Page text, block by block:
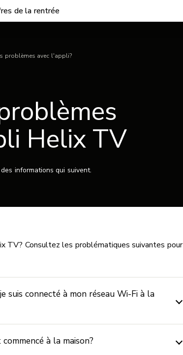
de la rentrée
problèmes avec l'appli?
Helix TV
informations qui suivent.
TV? Consultez les problématiques suivantes pour
suis connecté à mon réseau Wi-Fi à la
à la maison?